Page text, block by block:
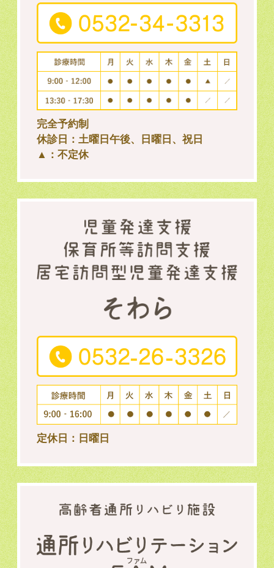
完全予約制
休診日：土曜日午後、日曜日、祝日
▲：不定休
定休日：日曜日